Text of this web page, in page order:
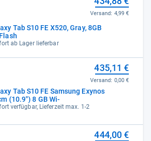
Tab S10 FE X520, Gray, 8GB
ab Lager lieferbar
Versand: 4,99 €
Tab S10 FE Samsung Exynos
(10.9") 8 GB Wi-
verfügbar, Lieferzeit max. 1-2
435,11 €
Versand: 0,00 €
444,00 €